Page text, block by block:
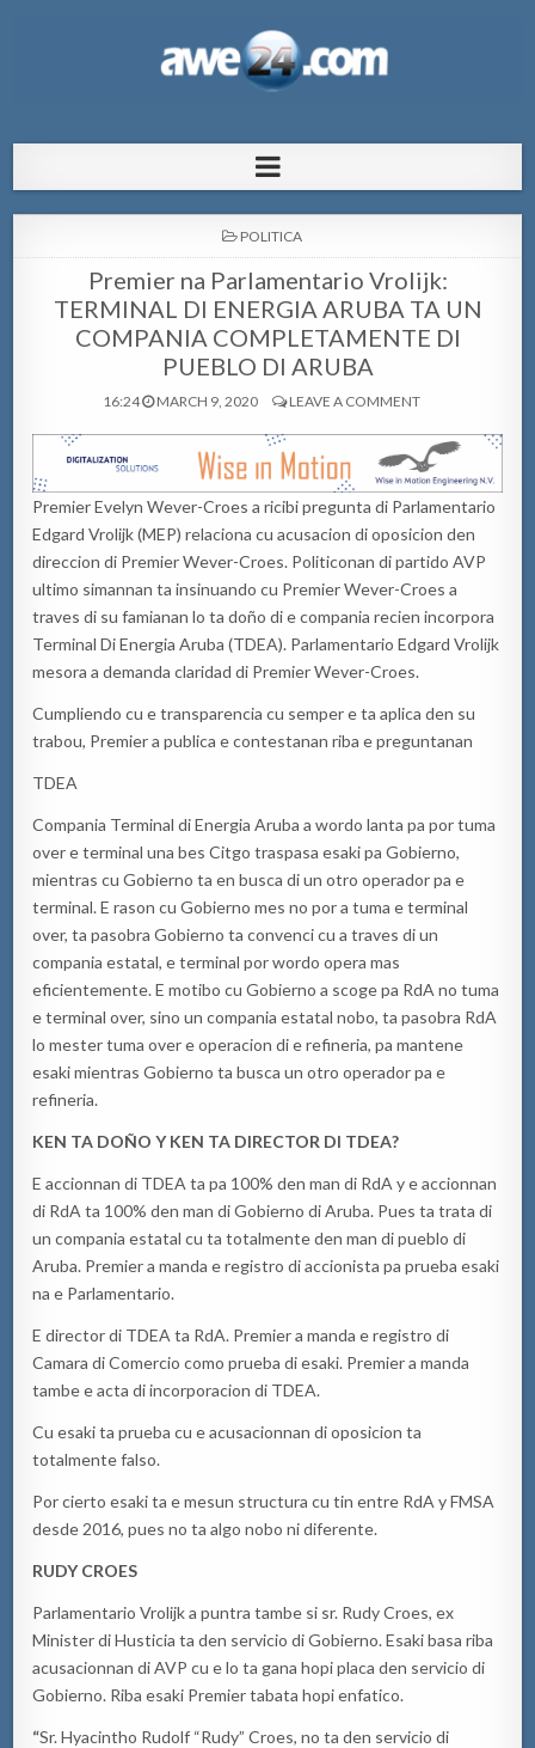
pa Aruba
POSTED
POLITICA
Premier na Parlamentario Vrolijk:
TERMINAL DI ENERGIA ARUBA TA UN
COMPANIA COMPLETAMENTE DI
PUEBLO DI ARUBA
16:24 MARCH 9, 2020 LEAVE A COMMENT
Premier Evelyn Wever-Croes a ricibi pregunta di Parlamentario
Edgard Vrolijk (MEP) relaciona cu acusacion di oposicion den
direccion di Premier Wever-Croes. Politiconan di partido AVP
ultimo simannan ta insinuando cu Premier Wever-Croes a
traves di su famianan lo ta doño di e compania recien incorpora
Terminal Di Energia Aruba (TDEA). Parlamentario Edgard Vrolijk
mesora a demanda claridad di Premier Wever-Croes.
Cumpliendo cu e transparencia cu semper e ta aplica den su
trabou, Premier a publica e contestanan riba e preguntanan
TDEA
Compania Terminal di Energia Aruba a wordo lanta pa por tuma
over e terminal una bes Citgo traspasa esaki pa Gobierno,
mientras cu Gobierno ta en busca di un otro operador pa e
terminal. E rason cu Gobierno mes no por a tuma e terminal
over, ta pasobra Gobierno ta convenci cu a traves di un
compania estatal, e terminal por wordo opera mas
eficientemente. E motibo cu Gobierno a scoge pa RdA no tuma
e terminal over, sino un compania estatal nobo, ta pasobra RdA
lo mester tuma over e operacion di e refineria, pa mantene
esaki mientras Gobierno ta busca un otro operador pa e
refineria.
KEN TA DOÑO Y KEN TA DIRECTOR DI TDEA?
E accionnan di TDEA ta pa 100% den man di RdA y e accionnan
di RdA ta 100% den man di Gobierno di Aruba. Pues ta trata di
un compania estatal cu ta totalmente den man di pueblo di
Aruba. Premier a manda e registro di accionista pa prueba esaki
na e Parlamentario.
E director di TDEA ta RdA. Premier a manda e registro di
Camara di Comercio como prueba di esaki. Premier a manda
tambe e acta di incorporacion di TDEA.
Cu esaki ta prueba cu e acusacionnan di oposicion ta
totalmente falso.
Por cierto esaki ta e mesun structura cu tin entre RdA y FMSA
desde 2016, pues no ta algo nobo ni diferente.
RUDY CROES
Parlamentario Vrolijk a puntra tambe si sr. Rudy Croes, ex
Minister di Husticia ta den servicio di Gobierno. Esaki basa riba
acusacionnan di AVP cu e lo ta gana hopi placa den servicio di
Gobierno. Riba esaki Premier tabata hopi enfatico.
“Sr. Hyacintho Rudolf “Rudy” Croes, no ta den servicio di